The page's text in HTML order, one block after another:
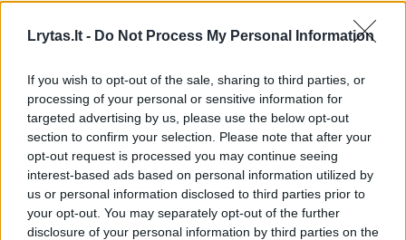
Lrytas.lt - Do Not Process My Personal Information
If you wish to opt-out of the sale, sharing to third parties, or
processing of your personal or sensitive information for
targeted advertising by us, please use the below opt-out
section to confirm your selection. Please note that after your
opt-out request is processed you may continue seeing
interest-based ads based on personal information utilized by
us or personal information disclosed to third parties prior to
your opt-out. You may separately opt-out of the further
disclosure of your personal information by third parties on the
Pamela Anderson bučinys Liamas Neesonas
Komentuoti po šiuo straipsniu
Komentuoti gali tik Lrytas registruoti vartotojai.
Prisijunkite prie registruotų vartotojų
bendruomenės ir bendraukite komentaruose!